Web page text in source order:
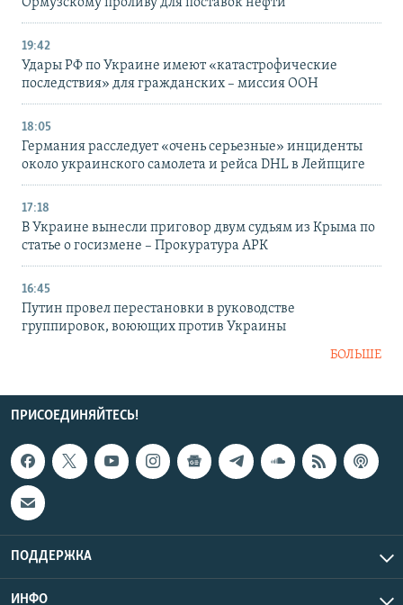
19:42
Удары РФ по Украине имеют «катастрофические
последствия» для гражданских – миссия ООН
18:05
Германия расследует «очень серьезные» инциденты
около украинского самолета и рейса DHL в Лейпциге
17:18
В Украине вынесли приговор двум судьям из Крыма по
статье о госизмене – Прокуратура АРК
16:45
Путин провел перестановки в руководстве
группировок, воюющих против Украины
БОЛЬШЕ
ПРИСОЕДИНЯЙТЕСЬ!
ПОДДЕРЖКА
ИНФО